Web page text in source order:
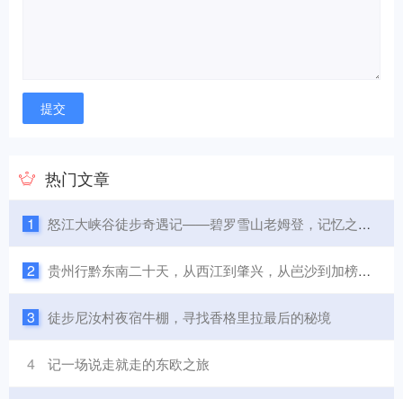
热门文章
1 怒江大峡谷徒步奇遇记——碧罗雪山老姆登，记忆之城知子罗
2 贵州行黔东南二十天，从西江到肇兴，从岜沙到加榜，美食美景
3 徒步尼汝村夜宿牛棚，寻找香格里拉最后的秘境
4 记一场说走就走的东欧之旅